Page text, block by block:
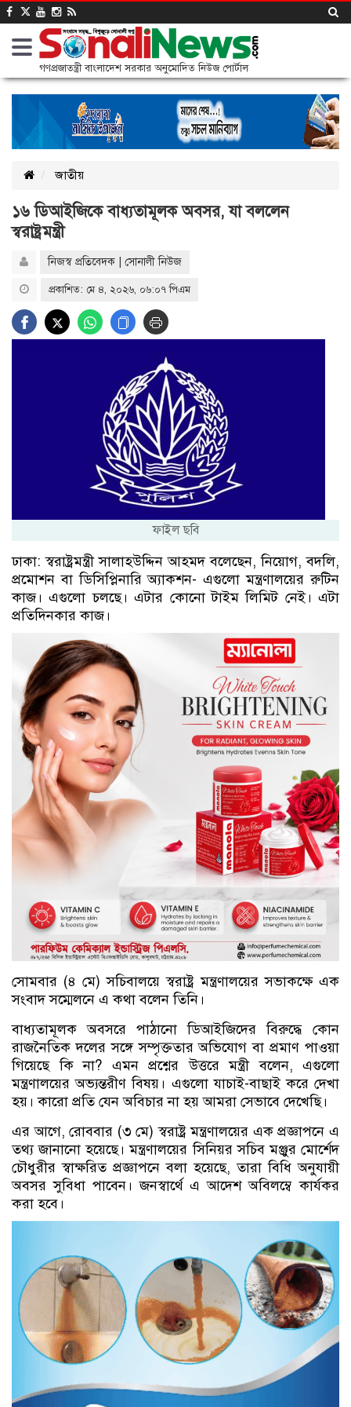
গণপ্রজাতন্ত্রী বাংলাদেশ সরকার অনুমোদিত নিউজ পোর্টাল
জাতীয়
১৬ ডিআইজিকে বাধ্যতামূলক অবসর, যা বললেন
স্বরাষ্ট্রমন্ত্রী
নিজস্ব প্রতিবেদক | সোনালী নিউজ
প্রকাশিত: মে ৪, ২০২৬, ০৬:০৭ পিএম
ফাইল ছবি
ঢাকা: স্বরাষ্ট্রমন্ত্রী সালাহউদ্দিন আহমদ বলেছেন, নিয়োগ, বদলি,
প্রমোশন বা ডিসিপ্লিনারি অ্যাকশন- এগুলো মন্ত্রণালয়ের রুটিন
কাজ। এগুলো চলছে। এটার কোনো টাইম লিমিট নেই। এটা
প্রতিদিনকার কাজ।
সোমবার (৪ মে) সচিবালয়ে স্বরাষ্ট্র মন্ত্রণালয়ের সভাকক্ষে এক
সংবাদ সম্মেলনে এ কথা বলেন তিনি।
বাধ্যতামূলক অবসরে পাঠানো ডিআইজিদের বিরুদ্ধে কোন
রাজনৈতিক দলের সঙ্গে সম্পৃক্ততার অভিযোগ বা প্রমাণ পাওয়া
গিয়েছে কি না? এমন প্রশ্নের উত্তরে মন্ত্রী বলেন, এগুলো
মন্ত্রণালয়ের অভ্যন্তরীণ বিষয়। এগুলো যাচাই-বাছাই করে দেখা
হয়। কারো প্রতি যেন অবিচার না হয় আমরা সেভাবে দেখেছি।
এর আগে, রোববার (৩ মে) স্বরাষ্ট্র মন্ত্রণালয়ের এক প্রজ্ঞাপনে এ
তথ্য জানানো হয়েছে। মন্ত্রণালয়ের সিনিয়র সচিব মঞ্জুর মোর্শেদ
চৌধুরীর স্বাক্ষরিত প্রজ্ঞাপনে বলা হয়েছে, তারা বিধি অনুযায়ী
অবসর সুবিধা পাবেন। জনস্বার্থে এ আদেশ অবিলম্বে কার্যকর
করা হবে।